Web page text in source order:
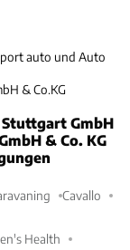
auto und Auto
& Co.KG
GmbH
& Co. KG
Cavallo
Health